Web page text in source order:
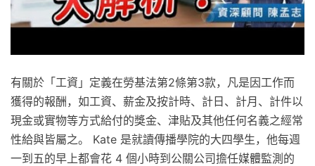
有關於「工資」定義在勞基法第2條第3款，凡是因工作而
獲得的報酬，如工資、薪金及按計時、計日、計月、計件以
現金或實物等方式給付的獎金、津貼及其他任何名義之經常
性給與皆屬之。 Kate 是就讀傳播學院的大四學生，他每週
一到五的早上都會花 4 個小時到公關公司擔任媒體監測的